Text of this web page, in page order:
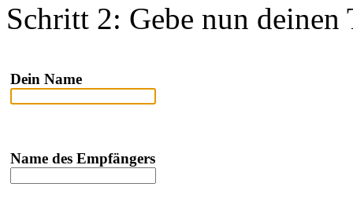
Schritt 2: Gebe nun deinen
Dein Name
Name des Empfängers